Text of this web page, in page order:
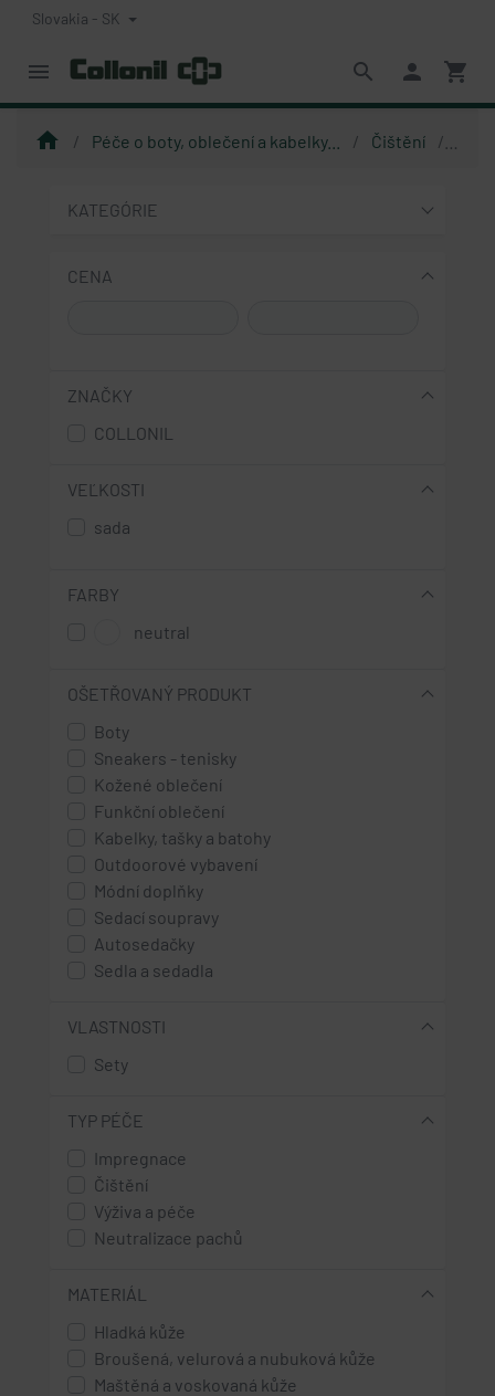
Slovakia - SK
menu search person shopping_cart
home Péče o boty, oblečení a kabelky... Čištění
KATEGÓRIE
CENA
ZNAČKY
COLLONIL
VEĽKOSTI
sada
FARBY
neutral
OŠETŘOVANÝ PRODUKT
Boty
Sneakers - tenisky
Kožené oblečení
Funkční oblečení
Kabelky, tašky a batohy
Outdoorové vybavení
Módní doplňky
Sedací soupravy
Autosedačky
Sedla a sedadla
VLASTNOSTI
Sety
TYP PÉČE
Impregnace
Čištění
Výživa a péče
Neutralizace pachů
MATERIÁL
Hladká kůže
Broušená, velurová a nubuková kůže
Maštěná a voskovaná kůže